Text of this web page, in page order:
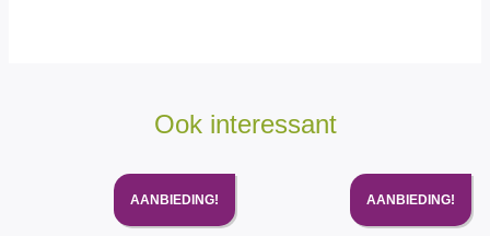
Ook interessant
AANBIEDING! AANBIEDING!